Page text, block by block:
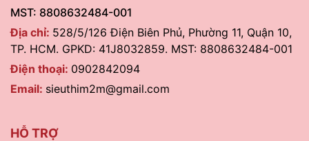
MST: 8808632484-001
Địa chỉ: 528/5/126 Điện Biên Phủ, Phường 11, Quận 10,
TP. HCM. GPKD: 41J8032859. MST: 8808632484-001
Điện thoại: 0902842094
Email: sieuthim2m@gmail.com
HỖ TRỢ